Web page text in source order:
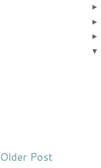
Older Post
►
►
►
▼